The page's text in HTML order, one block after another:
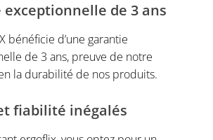
de 3 ans
bénéficie d’une garantie
de 3 ans, preuve de notre
la durabilité de nos produits.
fiabilité inégalés